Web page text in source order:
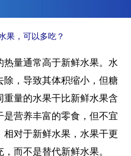
果，可以多吃？
量通常高于新鲜水果。水
，导致其体积缩小，但糖
量的水果干比新鲜水果含
营养丰富的零食，但不宜
对于新鲜水果，水果干更
而不是替代新鲜水果。